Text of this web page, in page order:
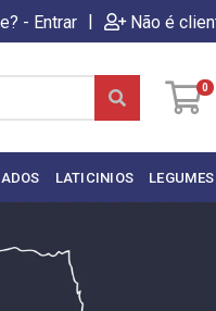
- Entrar | Não é
0
LATICINIOS